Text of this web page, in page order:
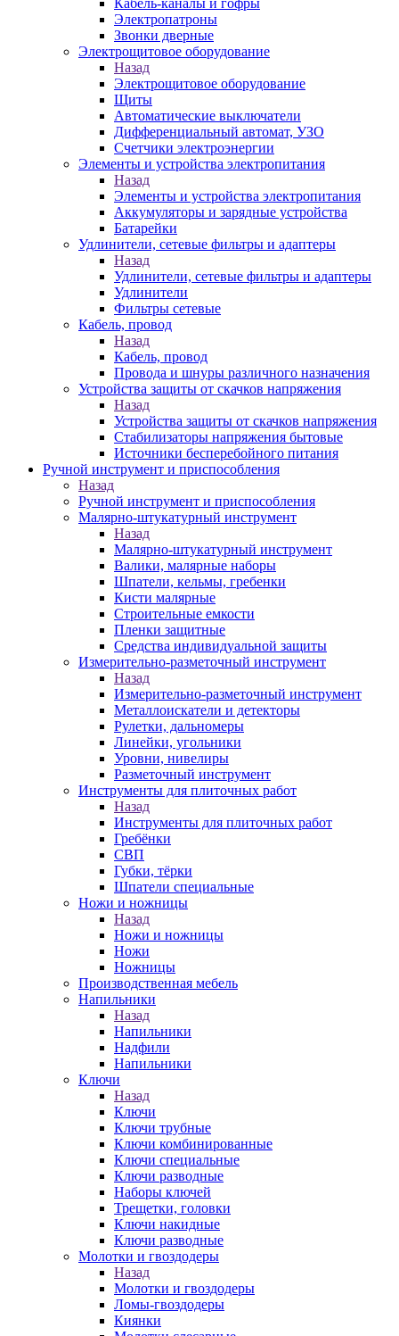
Кабель-каналы и гофры
Электропатроны
Звонки дверные
Электрощитовое оборудование
Назад
Электрощитовое оборудование
Щиты
Автоматические выключатели
Дифференциальный автомат, УЗО
Счетчики электроэнергии
Элементы и устройства электропитания
Назад
Элементы и устройства электропитания
Аккумуляторы и зарядные устройства
Батарейки
Удлинители, сетевые фильтры и адаптеры
Назад
Удлинители, сетевые фильтры и адаптеры
Удлинители
Фильтры сетевые
Кабель, провод
Назад
Кабель, провод
Провода и шнуры различного назначения
Устройства защиты от скачков напряжения
Назад
Устройства защиты от скачков напряжения
Стабилизаторы напряжения бытовые
Источники бесперебойного питания
Ручной инструмент и приспособления
Назад
Ручной инструмент и приспособления
Малярно-штукатурный инструмент
Назад
Малярно-штукатурный инструмент
Валики, малярные наборы
Шпатели, кельмы, гребенки
Кисти малярные
Строительные емкости
Пленки защитные
Средства индивидуальной защиты
Измерительно-разметочный инструмент
Назад
Измерительно-разметочный инструмент
Металлоискатели и детекторы
Рулетки, дальномеры
Линейки, угольники
Уровни, нивелиры
Разметочный инструмент
Инструменты для плиточных работ
Назад
Инструменты для плиточных работ
Гребёнки
СВП
Губки, тёрки
Шпатели специальные
Ножи и ножницы
Назад
Ножи и ножницы
Ножи
Ножницы
Производственная мебель
Напильники
Назад
Напильники
Надфили
Напильники
Ключи
Назад
Ключи
Ключи трубные
Ключи комбинированные
Ключи специальные
Ключи разводные
Наборы ключей
Трещетки, головки
Ключи накидные
Ключи разводные
Молотки и гвоздодеры
Назад
Молотки и гвоздодеры
Ломы-гвоздодеры
Киянки